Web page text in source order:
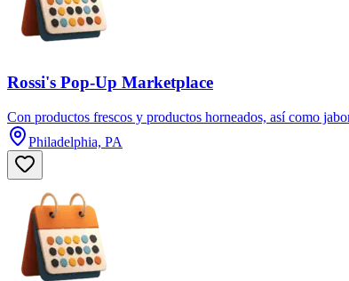
Rossi's Pop-Up Marketplace
Con productos frescos y productos horneados, así como
Philadelphia, PA